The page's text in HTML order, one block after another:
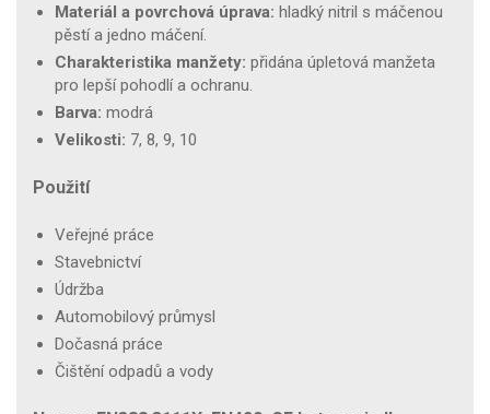
Materiál a povrchová úprava: hladký nitril s máčenou
pěstí a jedno máčení.
Charakteristika manžety: přidána úpletová manžeta
pro lepší pohodlí a ochranu.
Barva: modrá
Velikosti: 7, 8, 9, 10
Použití
Veřejné práce
Stavebnictví
Údržba
Automobilový průmysl
Dočasná práce
Čištění odpadů a vody